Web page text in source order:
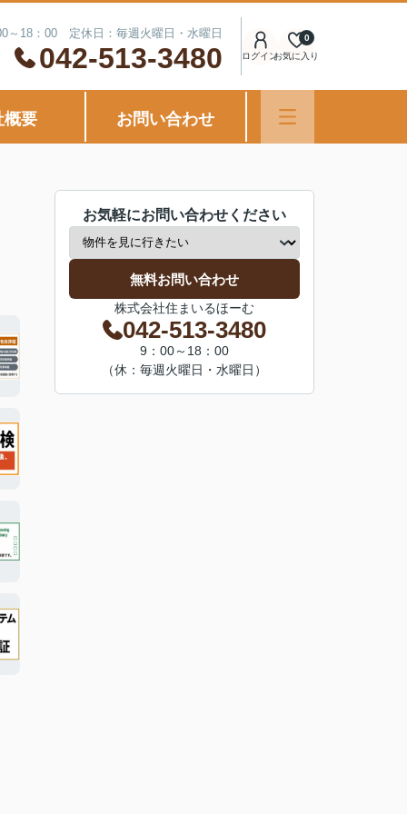
～18：00 定休日：毎週火曜日・水曜日
042-513-3480 ログインお気に入り
0
概要 お問い合わせ
お気軽にお問い合わせください
無料お問い合わせ
株式会社住まいるほーむ
042-513-3480
9：00～18：00
（休：毎週火曜日・水曜日）